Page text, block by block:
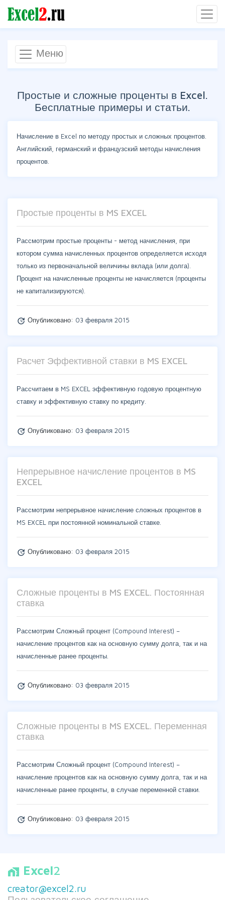
Меню
Простые и сложные проценты в Excel.
Бесплатные примеры и статьи.
Начисление в Excel по методу простых и сложных процентов.
Английский, германский и французский методы начисления
процентов.
Простые проценты в MS EXCEL
Рассмотрим простые проценты - метод начисления, при
котором сумма начисленных процентов определяется исходя
только из первоначальной величины вклада (или долга).
Процент на начисленные проценты не начисляется (проценты
не капитализируются).
update Опубликовано: 03 февраля 2015
Расчет Эффективной ставки в MS EXCEL
Рассчитаем в MS EXCEL эффективную годовую процентную
ставку и эффективную ставку по кредиту.
update Опубликовано: 03 февраля 2015
Непрерывное начисление процентов в MS
EXCEL
Рассмотрим непрерывное начисление сложных процентов в
MS EXCEL при постоянной номинальной ставке.
update Опубликовано: 03 февраля 2015
Сложные проценты в MS EXCEL. Постоянная
ставка
Рассмотрим Сложный процент (Compound Interest) –
начисление процентов как на основную сумму долга, так и на
начисленные ранее проценты.
update Опубликовано: 03 февраля 2015
Сложные проценты в MS EXCEL. Переменная
ставка
Рассмотрим Сложный процент (Compound Interest) –
начисление процентов как на основную сумму долга, так и на
начисленные ранее проценты, в случае переменной ставки.
update Опубликовано: 03 февраля 2015
home_work Excel2
creator@excel2.ru